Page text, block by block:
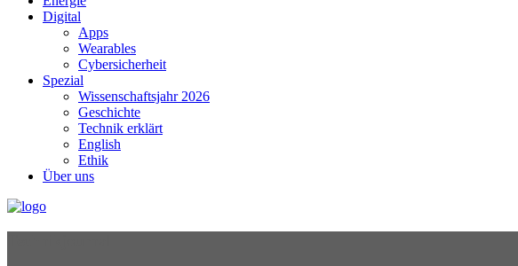
Digital
Apps
Wearables
Cybersicherheit
Spezial
Wissenschaftsjahr 2026
Geschichte
Technik erklärt
English
Ethik
Über uns